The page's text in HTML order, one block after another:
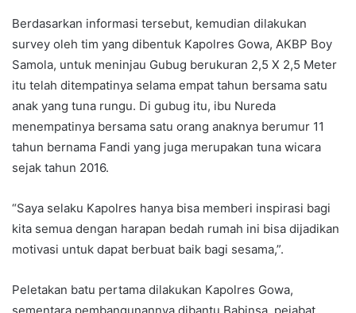
Berdasarkan informasi tersebut, kemudian dilakukan
survey oleh tim yang dibentuk Kapolres Gowa, AKBP Boy
Samola, untuk meninjau Gubug berukuran 2,5 X 2,5 Meter
itu telah ditempatinya selama empat tahun bersama satu
anak yang tuna rungu. Di gubug itu, ibu Nureda
menempatinya bersama satu orang anaknya berumur 11
tahun bernama Fandi yang juga merupakan tuna wicara
sejak tahun 2016.
“Saya selaku Kapolres hanya bisa memberi inspirasi bagi
kita semua dengan harapan bedah rumah ini bisa dijadikan
motivasi untuk dapat berbuat baik bagi sesama,”.
Peletakan batu pertama dilakukan Kapolres Gowa,